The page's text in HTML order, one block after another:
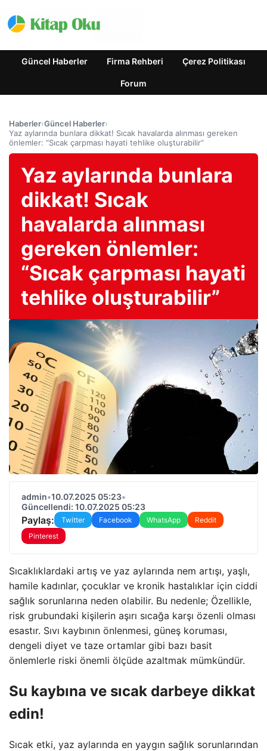
Güncel Haberler Firma Rehberi Çerez Politikası
Forum
Haberler›Güncel Haberler›
Yaz aylarında bunlara dikkat! Sıcak havalarda alınması gereken
önlemler: “Sıcak çarpması hayati tehlike oluşturabilir”
Yaz aylarında bunlara
dikkat! Sıcak
havalarda alınması
gereken önlemler:
“Sıcak çarpması hayati
tehlike oluşturabilir”
admin•10.07.2025 05:23•
Güncellendi: 10.07.2025 05:23
Paylaş: Twitter Facebook WhatsApp
Reddit
Pinterest
Sıcaklıklardaki artış ve yaz aylarında nem artışı, yaşlı,
hamile kadınlar, çocuklar ve kronik hastalıklar için ciddi
sağlık sorunlarına neden olabilir. Bu nedenle; Özellikle,
risk grubundaki kişilerin aşırı sıcağa karşı özenli olması
esastır. Sıvı kaybının önlenmesi, güneş koruması,
dengeli diyet ve taze ortamlar gibi bazı basit
önlemlerle riski önemli ölçüde azaltmak mümkündür.
Su kaybına ve sıcak darbeye dikkat
edin!
Sıcak etki, yaz aylarında en yaygın sağlık sorunlarından